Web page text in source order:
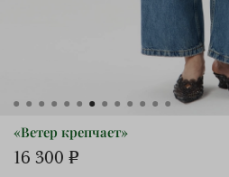
«Ветер крепчает»
16 300 ₽